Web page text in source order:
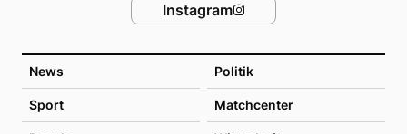
News Politik
Sport Matchcenter
Instagram